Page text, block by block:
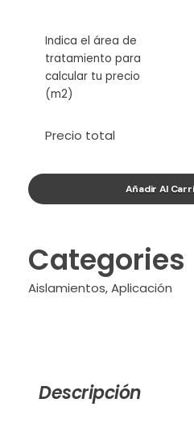
Indica el área de
tratamiento para
calcular tu precio
(m2)
Precio total
Añadir Al
Categories
Aislamientos,Aplicación
Descripción